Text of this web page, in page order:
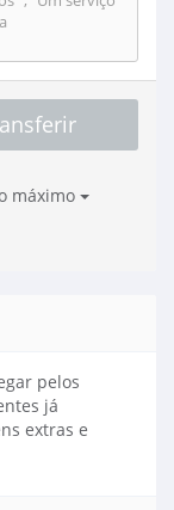
máximo
pelos
já
extras e